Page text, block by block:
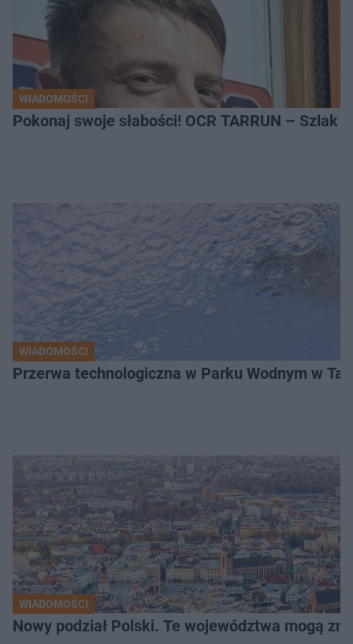
WIADOMOŚCI
Pokonaj swoje słabości! OCR TARRUN – Szlak
WIADOMOŚCI
Przerwa technologiczna w Parku Wodnym w
WIADOMOŚCI
Nowy podział Polski. Te województwa mogą